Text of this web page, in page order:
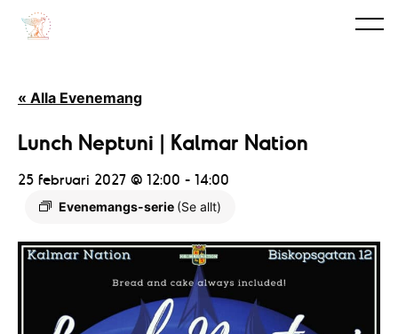
« Alla Evenemang
Lunch Neptuni | Kalmar Nation
25 februari 2027 @ 12:00 - 14:00
Evenemangs-serie (Se allt)